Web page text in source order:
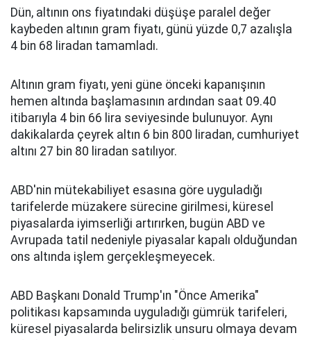
Dün, altının ons fiyatındaki düşüşe paralel değer
kaybeden altının gram fiyatı, günü yüzde 0,7 azalışla
4 bin 68 liradan tamamladı.
Altının gram fiyatı, yeni güne önceki kapanışının
hemen altında başlamasının ardından saat 09.40
itibarıyla 4 bin 66 lira seviyesinde bulunuyor. Aynı
dakikalarda çeyrek altın 6 bin 800 liradan, cumhuriyet
altını 27 bin 80 liradan satılıyor.
ABD'nin mütekabiliyet esasına göre uyguladığı
tarifelerde müzakere sürecine girilmesi, küresel
piyasalarda iyimserliği artırırken, bugün ABD ve
Avrupada tatil nedeniyle piyasalar kapalı olduğundan
ons altında işlem gerçekleşmeyecek.
ABD Başkanı Donald Trump'ın "Önce Amerika"
politikası kapsamında uyguladığı gümrük tarifeleri,
küresel piyasalarda belirsizlik unsuru olmaya devam